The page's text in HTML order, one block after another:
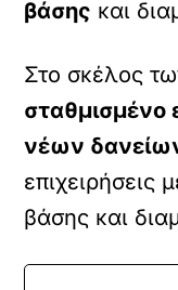
βάσης και
Στο σκέλος
σταθμισμένο
νέων
επιχειρήσεις
βάσης και